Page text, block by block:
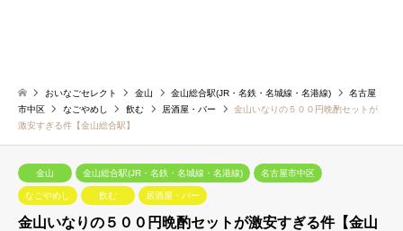
おいなごセレクト 金山 金山総合駅(JR・名鉄・名城線・名港線)
名古屋
市中区
なごやめし 飲む 居酒屋・バー
金山いなりの５００円晩酌セットが
激安すぎる件【金山総合駅】
金山 金山総合駅(JR・名鉄・名城線・名港線) 名古屋市中区
なごやめし 飲む 居酒屋・バー
金山いなりの５００円晩酌セットが激安すぎる件【金山